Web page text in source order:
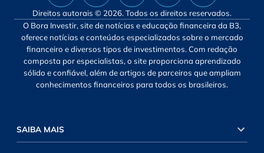
Direitos autorais © 2026. Todos os direitos reservados.
O Bora Investir, site de notícias e educação financeira da B3,
oferece notícias e conteúdos especializados sobre o mercado
financeiro e diversos tipos de investimentos. Com redação
composta por especialistas, o site proporciona aprendizado
sólido e confiável, além de artigos de parceiros que ampliam
conhecimentos financeiros para todos os brasileiros.
SAIBA MAIS